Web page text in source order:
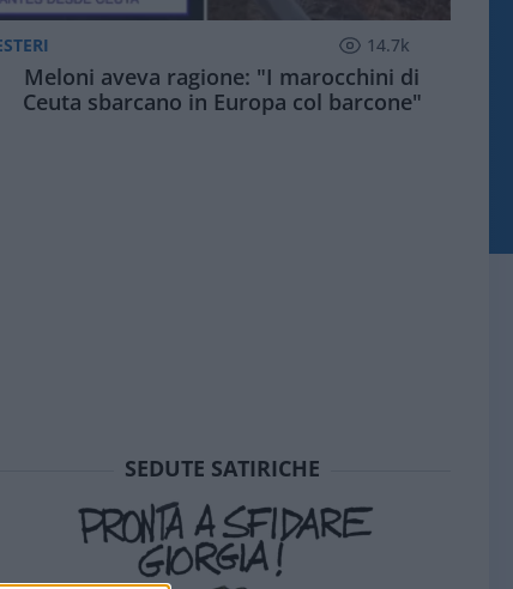
14.7k
Meloni aveva ragione: "I marocchini di
Ceuta sbarcano in Europa col barcone"
SEDUTE SATIRICHE